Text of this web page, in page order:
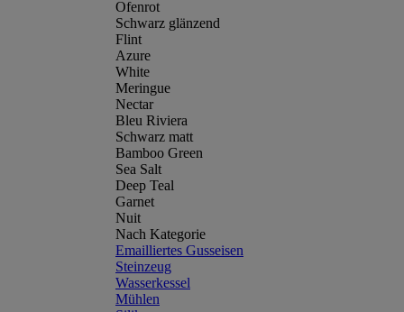
Ofenrot
Schwarz glänzend
Flint
Azure
White
Meringue
Nectar
Bleu Riviera
Schwarz matt
Bamboo Green
Sea Salt
Deep Teal
Garnet
Nuit
Nach Kategorie
Emailliertes Gusseisen
Steinzeug
Wasserkessel
Mühlen